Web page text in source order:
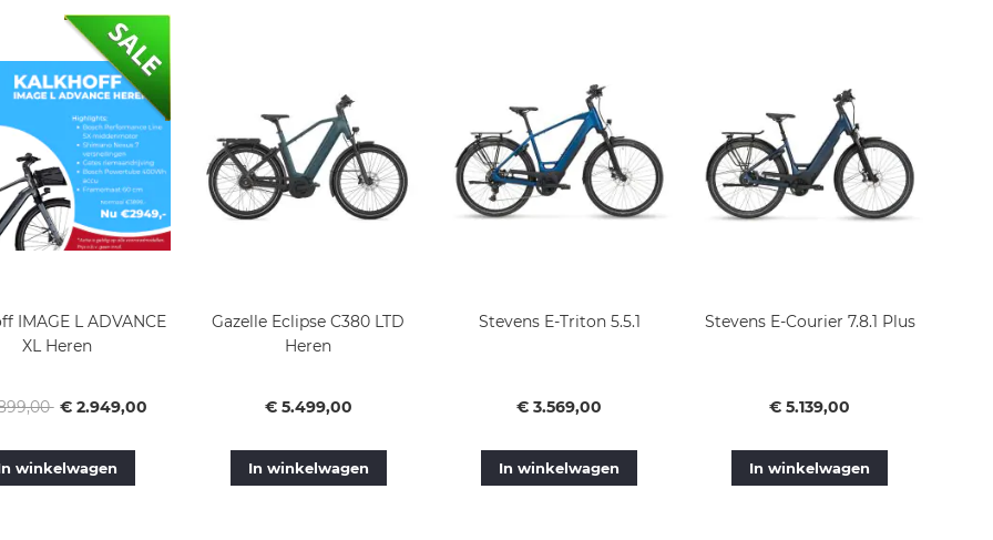
IMAGE L ADVANCE
XL Heren
Vanaf
€ 2.949,00
winkelwagen
Gazelle Eclipse C380 LTD
Heren
Vanaf
€ 5.499,00
In winkelwagen
Stevens E-Triton 5.5.1
Vanaf
€ 3.569,00
In winkelwagen
Stevens E-Courier 7.8.1 Plus
Vanaf
€ 5.139,00
In winkelwagen